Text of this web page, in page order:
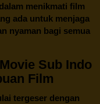
menikmati film
ada untuk menjaga
nyaman bagi semua
Sub Indo
Film
tergeser dengan